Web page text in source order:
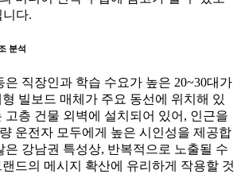
니다.
분석
은 직장인과 학습 수요가 높은 20~30대가
빌보드 매체가 주요 동선에 위치해 있
고층 건물 외벽에 설치되어 있어, 인근을
운전자 모두에게 높은 시인성을 제공합
은 강남권 특성상, 반복적으로 노출될 수
드의 메시지 확산에 유리하게 작용할 것